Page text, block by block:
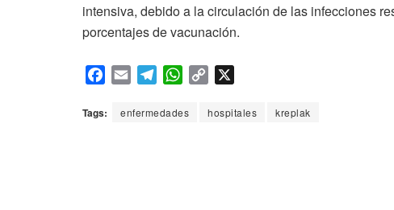
intensiva, debido a la circulación de las infecciones
porcentajes de vacunación.
c
a
l
W
a
p
Tags: enfermedades hospitales kreplak